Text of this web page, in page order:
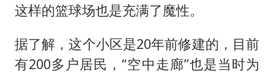
奋进开新局 实干挑大梁
这样的篮球场也是充满了魔性。
据了解，这个小区是20年前修建的，目前
有200多户居民，“空中走廊”也是当时为